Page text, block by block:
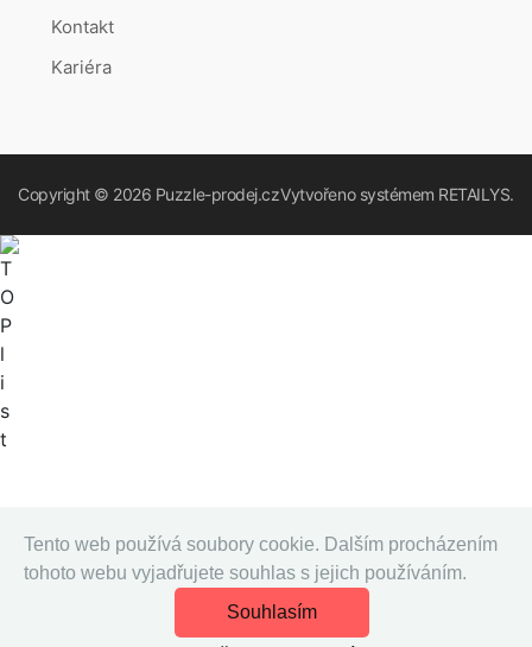
Kontakt
Kariéra
Copyright © 2026 Puzzle-prodej.czVytvořeno systémem RETAILYS.
Tento web používá soubory cookie. Dalším procházením
tohoto webu vyjadřujete souhlas s jejich používáním.
Souhlasím